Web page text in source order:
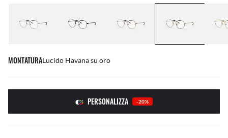
MONTATURALucido Havana su oro
PERSONALIZZA -20%